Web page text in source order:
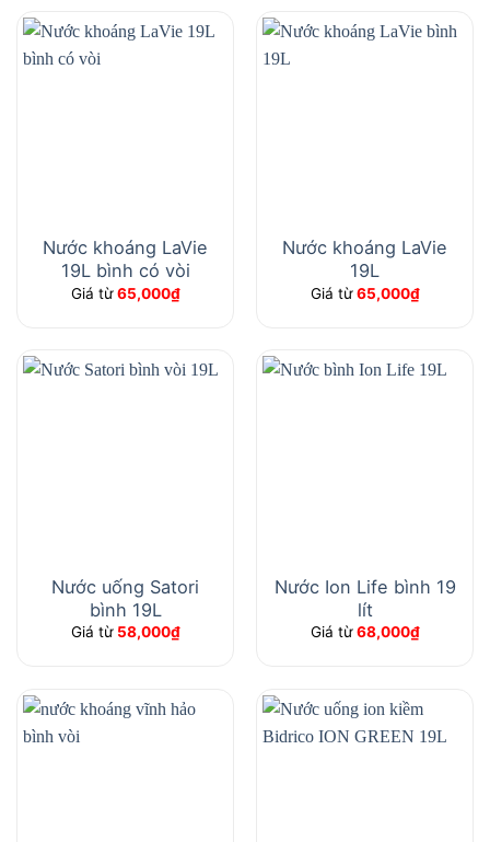
Nước khoáng LaVie
19L bình có vòi
Giá từ65,000₫
Nước khoáng LaVie
19L
Giá từ65,000₫
Nước uống Satori
bình 19L
Giá từ 58,000₫
Nước Ion Life bình 19
lít
Giá từ68,000₫